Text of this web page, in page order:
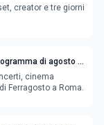
creator e tre giorni
di agosto e
cinema
Ferragosto a Roma.